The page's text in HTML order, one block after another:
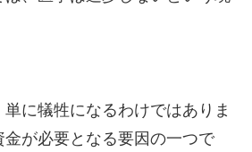
に犠牲になるわけではありま
が必要となる要因の一つで